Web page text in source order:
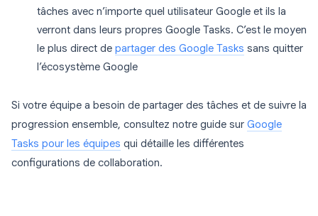
tâches avec n’importe quel utilisateur Google et ils la
verront dans leurs propres Google Tasks. C’est le moyen
le plus direct de partager des Google Tasks sans quitter
l’écosystème Google
Si votre équipe a besoin de partager des tâches et de suivre la
progression ensemble, consultez notre guide sur Google
Tasks pour les équipes qui détaille les différentes
configurations de collaboration.